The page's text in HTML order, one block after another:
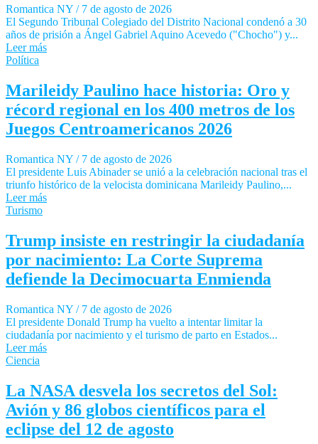
Romantica NY / 7 de agosto de 2026
El Segundo Tribunal Colegiado del Distrito Nacional condenó a 30
años de prisión a Ángel Gabriel Aquino Acevedo ("Chocho") y...
Leer más
Política
Marileidy Paulino hace historia: Oro y
récord regional en los 400 metros de los
Juegos Centroamericanos 2026
Romantica NY / 7 de agosto de 2026
El presidente Luis Abinader se unió a la celebración nacional tras el
triunfo histórico de la velocista dominicana Marileidy Paulino,...
Leer más
Turismo
Trump insiste en restringir la ciudadanía
por nacimiento: La Corte Suprema
defiende la Decimocuarta Enmienda
Romantica NY / 7 de agosto de 2026
El presidente Donald Trump ha vuelto a intentar limitar la
ciudadanía por nacimiento y el turismo de parto en Estados...
Leer más
Ciencia
La NASA desvela los secretos del Sol:
Avión y 86 globos científicos para el
eclipse del 12 de agosto